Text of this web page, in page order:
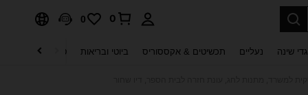
0
0
שינה נעליים תכשיטים & אקססוריס ביוטי ובריאות טקסטיל לבית